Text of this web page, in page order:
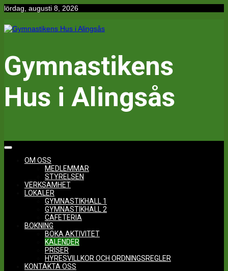
Hoppa
innehåll
lördag, augusti 8, 2026
Gymnastikens
Hus i Alingsås
OM OSS
MEDLEMMAR
STYRELSEN
VERKSAMHET
LOKALER
GYMNASTIKHALL 1
GYMNASTIKHALL 2
CAFETERIA
BOKNING
BOKA AKTIVITET
KALENDER
PRISER
HYRESVILLKOR OCH ORDNINGSREGLER
KONTAKTA OSS